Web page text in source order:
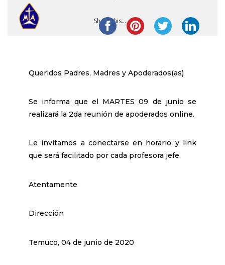
Share this...
Queridos Padres, Madres y Apoderados(as)
Se informa que el MARTES 09 de junio se
realizará la 2da reunión de apoderados online.
Le invitamos a conectarse en horario y link
que será facilitado por cada profesora jefe.
Atentamente
Dirección
Temuco, 04 de junio de 2020